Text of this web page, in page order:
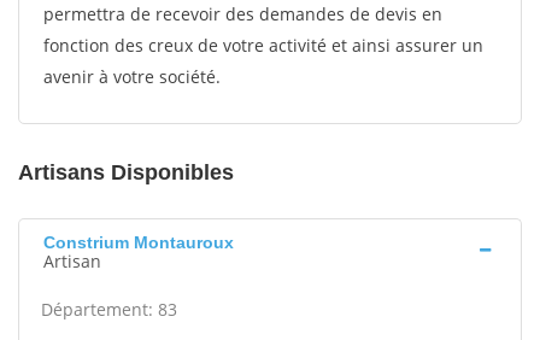
permettra de recevoir des demandes de devis en
fonction des creux de votre activité et ainsi assurer un
avenir à votre société.
Artisans Disponibles
Constrium Montauroux
Artisan
Département: 83